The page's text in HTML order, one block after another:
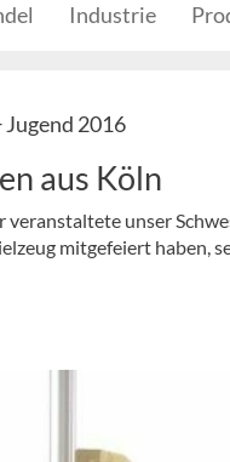
Industrie
Jugend 2016
aus Köln
veranstaltete unser
mitgefeiert haben,